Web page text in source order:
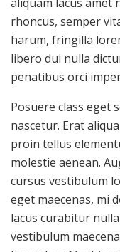
rhoncus, semper
harum, fringilla
libero dui nulla
penatibus orci
Posuere class eget
nascetur. Erat
proin tellus
molestie aenean.
cursus vestibulum
eget maecenas, mi
lacus curabitur
vestibulum